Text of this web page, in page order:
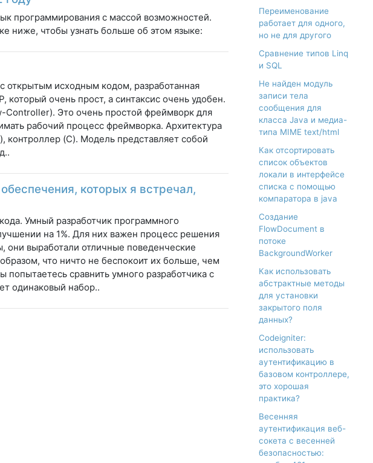
программирования с массой возможностей.
ниже, чтобы узнать больше об этом языке:
открытым исходным кодом, разработанная
очень прост, а синтаксис очень удобен.
Controller). Это очень простой фреймворк для
рабочий процесс фреймворка. Архитектура
контроллер (C). Модель представляет собой
которых я встречал,
Умный разработчик программного
на 1%. Для них важен процесс решения
выработали отличные поведенческие
что ничто не беспокоит их больше, чем
сравнить умного разработчика с
одинаковый набор..
Переименование
работает для одного,
но не для другого
Сравнение типов Linq
и SQL
Не найден модуль
записи тела
сообщения для
класса Java и медиа-
типа MIME text/html
Как отсортировать
список объектов
локали в интерфейсе
списка с помощью
компаратора в java
Создание
FlowDocument в
потоке
BackgroundWorker
Как использовать
абстрактные методы
для установки
закрытого поля
данных?
Codeigniter:
использовать
аутентификацию в
базовом контроллере,
это хорошая
практика?
Весенняя
аутентификация веб-
сокета с весенней
безопасностью: